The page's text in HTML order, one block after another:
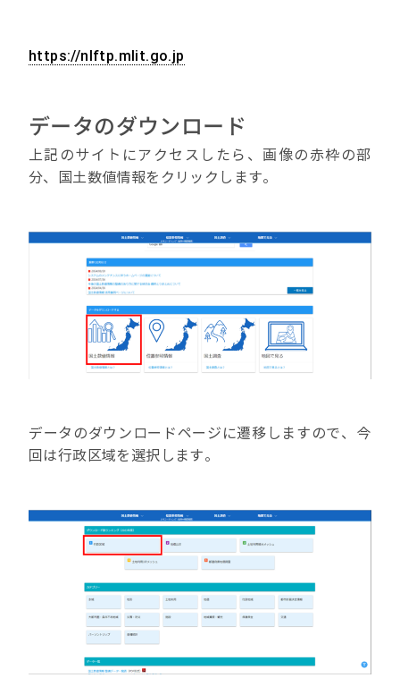
https://nlftp.mlit.go.jp
データのダウンロード
上記のサイトにアクセスしたら、画像の赤枠の部
分、国土数値情報をクリックします。
データのダウンロードページに遷移しますので、今
回は行政区域を選択します。